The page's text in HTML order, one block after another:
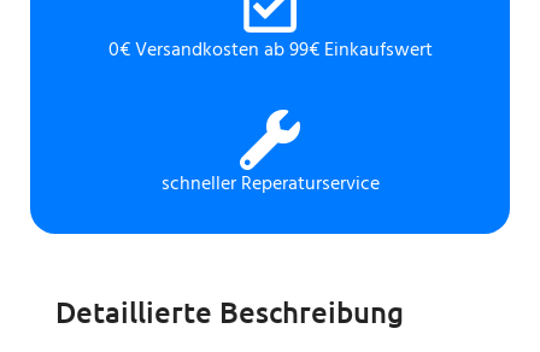
0€ Versandkosten ab 99€ Einkaufswert
schneller Reperaturservice
Detaillierte Beschreibung